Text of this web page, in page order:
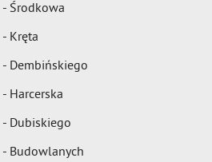
- Środkowa
- Kręta
- Dembińskiego
- Harcerska
- Dubiskiego
- Budowlanych